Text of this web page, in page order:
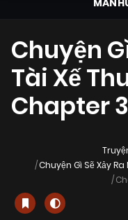
Chuyện
Tài Xế
Chapter 3
Chuyện Gì Sẽ Xảy